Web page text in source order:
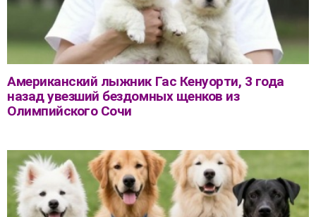
Американский лыжник Гас Кенуорти, 3 года
назад увезший бездомных щенков из
Олимпийского Сочи